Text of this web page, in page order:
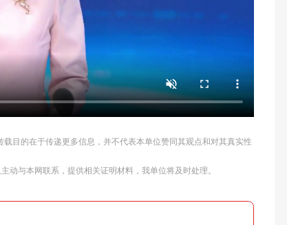
目的在于传递更多信息，并不代表本单位赞同其观点和对其真实性
与本网联系，提供相关证明材料，我单位将及时处理。